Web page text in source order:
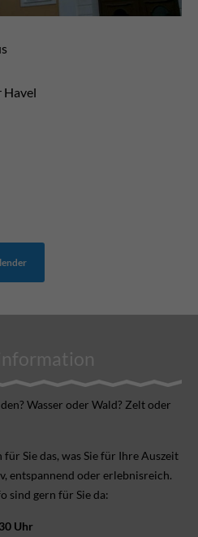
Havel
Wasser oder Wald? Zelt oder
Sie das, was Sie für Ihre Aus­zeit
ent­spannend oder erlebnis­reich.
sind gern für Sie da:
Uhr